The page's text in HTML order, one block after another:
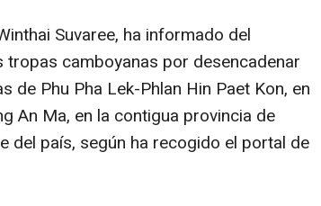
Suvaree, ha informado del
camboyanas por desencadenar
de Phu Pha Lek-Phlan Hin Paet Kon, en
An Ma, en la contigua provincia de
del país, según ha recogido el portal de